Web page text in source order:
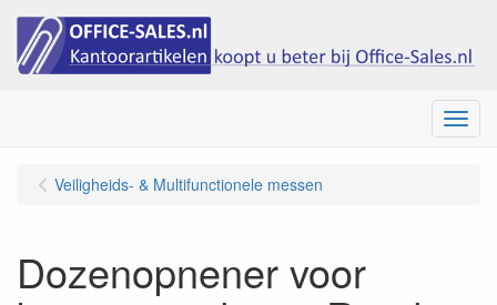
Menu
Veiligheids- & Multifunctionele messen
Dozenopnener voor